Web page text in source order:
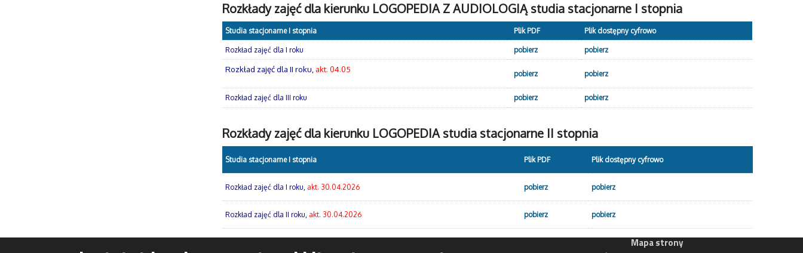
Rozkłady zajęć dla kierunku LOGOPEDIA Z AUDIOLOGIĄ studia stacjonarne I stopnia
Studia stacjonarne I stopnia Plik PDF Plik dostępny cyfrowo
Rozkład zajęć dla I roku pobierz pobierz
Rozkład zajęć dla II roku, akt. 04.05 pobierz pobierz
Rozkład zajęć dla III roku pobierz pobierz
Rozkłady zajęć dla kierunku LOGOPEDIA studia stacjonarne II stopnia
Studia stacjonarne I stopnia Plik PDF Plik dostępny cyfrowo
Rozkład zajęć dla I roku, akt. 30.04.2026 pobierz pobierz
Rozkład zajęć dla II roku, akt. 30.04.2026 pobierz pobierz
Mapa strony